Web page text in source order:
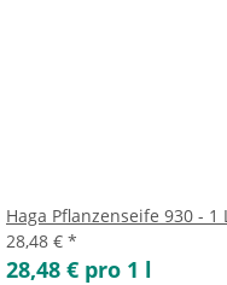
Haga Pflanzenseife 930 - 1
28,48 € *
28,48 € pro 1 l